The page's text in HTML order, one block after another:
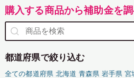
購入する商品から補助金を
都道府県で絞り込む
全ての都道府県 北海道 青森県 岩手県 宮